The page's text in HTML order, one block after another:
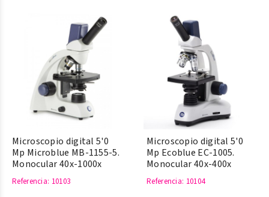
Microscopio digital 5'0
Mp Microblue MB-1155-5.
Monocular 40x-1000x
Referencia: 10103
Microscopio digital 5'0
Mp Ecoblue EC-1005.
Monocular 40x-400x
Referencia: 10104